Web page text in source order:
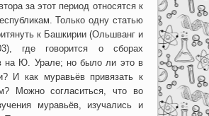
за этот период относятся к
Только одну статью
к Башкирии (Ольшванг и
где говорится о сборах
на Ю. Урале; но было ли это в
И как муравьёв привязать к
Можно согласиться, что во
муравьёв, изучались и